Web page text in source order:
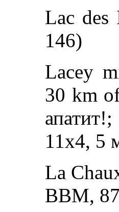
Lac des
146)
Lacey
30 km
11x4, 5
La
ВВМ,